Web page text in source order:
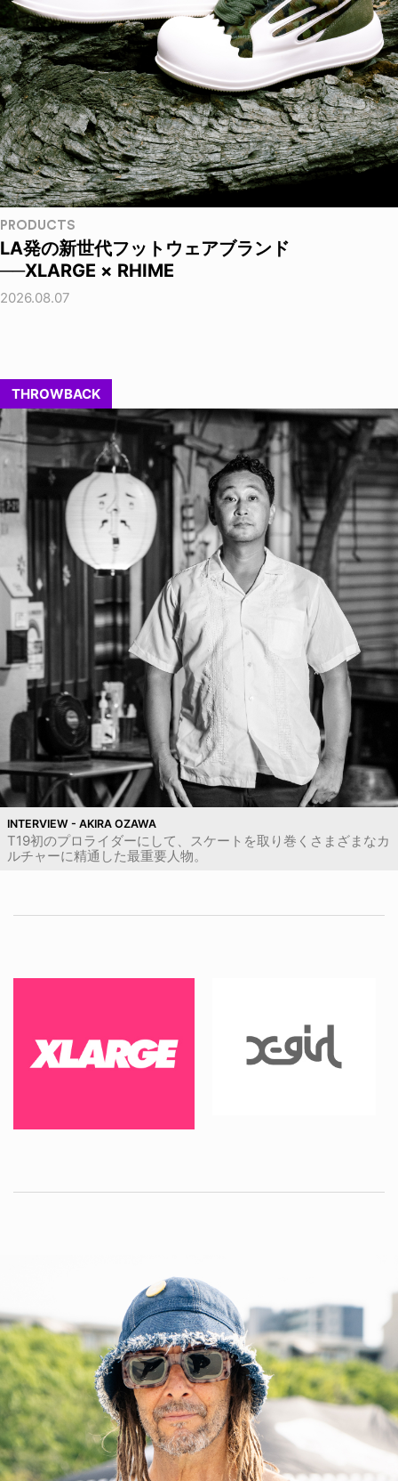
PRODUCTS
LA発の新世代フットウェアブランド
──XLARGE × RHIME
2026.08.07
THROWBACK
INTERVIEW - AKIRA OZAWA
T19初のプロライダーにして、スケートを取り巻くさまざまなカ
ルチャーに精通した最重要人物。